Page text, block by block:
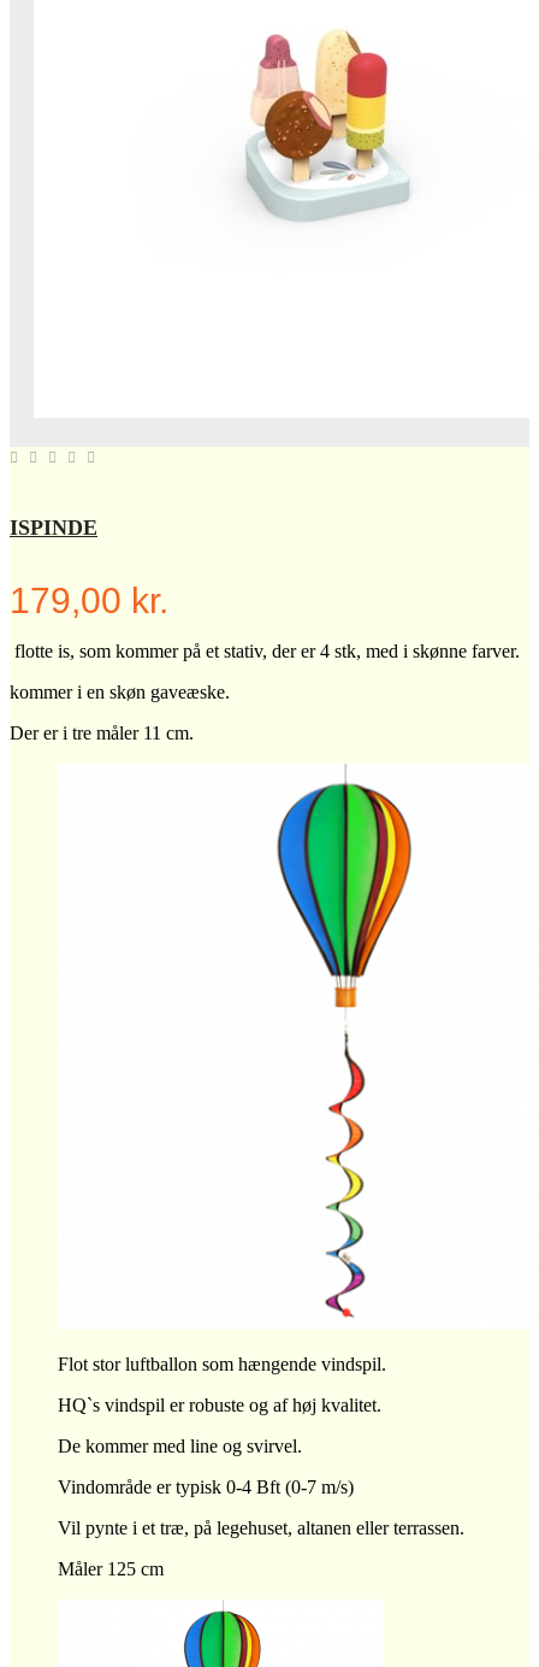
ISPINDE
179,00 kr.
flotte is, som kommer på et stativ, der er 4 stk, med i skønne farver.
kommer i en skøn gaveæske.
Der er i tre måler 11 cm.
Flot stor luftballon som hængende vindspil.
HQ`s vindspil er robuste og af høj kvalitet.
De kommer med line og svirvel.
Vindområde er typisk 0-4 Bft (0-7 m/s)
Vil pynte i et træ, på legehuset, altanen eller terrassen.
Måler 125 cm